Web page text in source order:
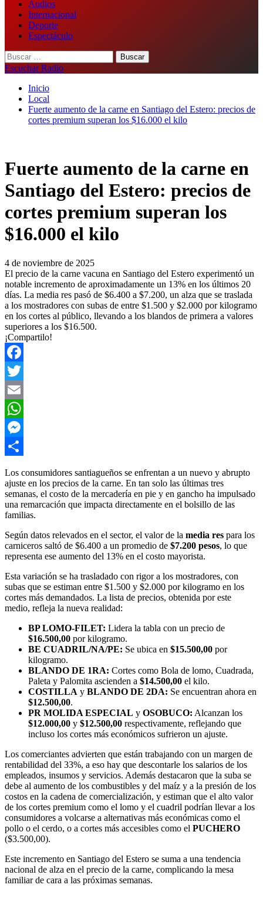
Audios
Internacional
Deporte
Espectáculo
Buscar:
Escuchar Radio
Inicio
Local
Fuerte aumento de la carne en Santiago del Estero: precios de
cortes premium superan los $16.000 el kilo
Fuerte aumento de la carne en
Santiago del Estero: precios de
cortes premium superan los
$16.000 el kilo
4 de noviembre de 2025
El precio de la carne vacuna en Santiago del Estero experimentó un
notable incremento de aproximadamente un 13% en los últimos 20
días. La media res pasó de $6.400 a $7.200, un alza que se traslada
a los mostradores con subas de entre $1.500 y $2.000 por kilogramo
en los cortes al público, llevando a los blandos de primera a valores
superiores a los $16.500.
¡Compartilo!
Facebook
Twitter
Email
WhatsApp
Messenger
​Los consumidores santiagueños se enfrentan a un nuevo y abrupto
ajuste en los precios de la carne. En tan solo las últimas tres
semanas, el costo de la mercadería en pie y en gancho ha impulsado
una remarcación que impacta directamente en el bolsillo de las
familias.
​Según datos relevados en el sector, el valor de la media res para los
carniceros saltó de $6.400 a un promedio de $7.200 pesos, lo que
representa ese aumento del 13% en el costo mayorista.
​Esta variación se ha trasladado con rigor a los mostradores, con
subas que se estiman entre $1.500 y $2.000 por kilogramo en los
cortes más demandados. La lista de precios, obtenida por este
medio, refleja la nueva realidad:
BP LOMO-FILET: Lidera la tabla con un precio de
$16.500,00 por kilogramo.
BE CUADRIL/NA/PE: Se ubica en $15.500,00 por
kilogramo.
BLANDO DE 1RA: Cortes como Bola de lomo, Cuadrada,
Paleta y Palomita ascienden a $14.500,00 el kilo.
COSTILLA y BLANDO DE 2DA: Se encuentran ahora en
$12.500,00.
PR MOLIDA ESPECIAL y OSOBUCO: Alcanzan los
$12.000,00 y $12.500,00 respectivamente, reflejando que
incluso los cortes más económicos sufrieron un ajuste.
​Los comerciantes advierten que están trabajando con un margen de
rentabilidad del 33%, a eso hay que descontarle los salarios de los
empleados, insumos y servicios. Además destacaron que la suba se
debe al aumento de los combustibles y del maíz y a la presión de los
costos en la cadena de comercialización, y estiman que el alto valor
de los cortes premium como el lomo y el cuadril podrían llevar a los
consumidores a volcarse a alternativas más económicas como el
pollo o el cerdo, o a cortes más accesibles como el PUCHERO
($3.500,00).
​Este incremento en Santiago del Estero se suma a una tendencia
nacional de alza en el precio de la carne, complicando la mesa
familiar de cara a las próximas semanas.